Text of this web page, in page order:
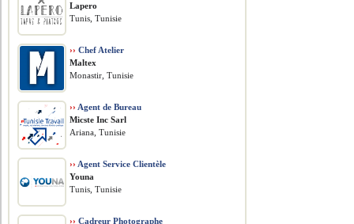
Lapero
Tunis, Tunisie
›› Chef Atelier
Maltex
Monastir, Tunisie
›› Agent de Bureau
Micste Inc Sarl
Ariana, Tunisie
›› Agent Service Clientèle
Youna
Tunis, Tunisie
›› Cadreur Photographe